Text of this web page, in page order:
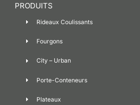
PRODUITS
Rideaux Coulissants
Fourgons
City – Urban
Porte-Conteneurs
Plateaux